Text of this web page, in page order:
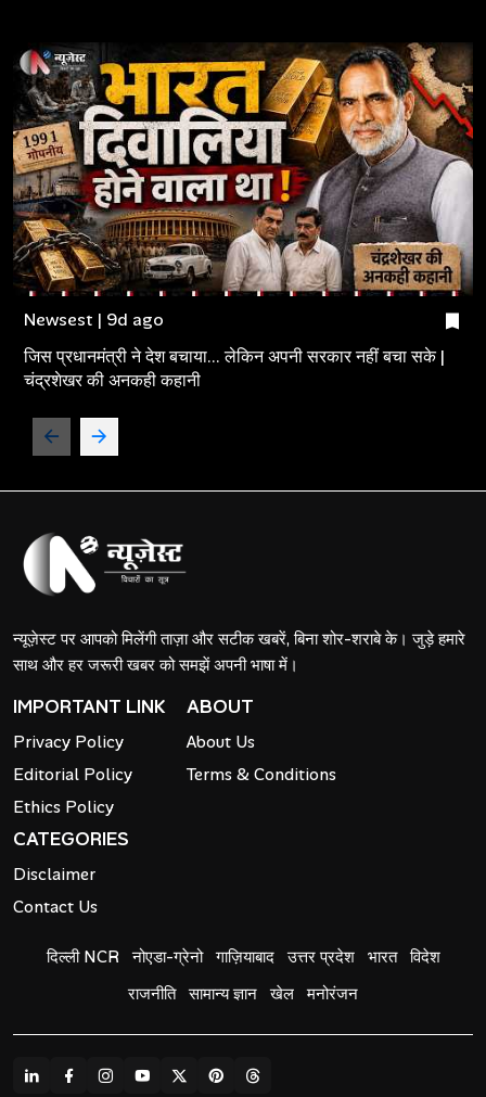
Newsest | 9d ago
जिस प्रधानमंत्री ने देश बचाया... लेकिन अपनी सरकार नहीं बचा सके |
चंद्रशेखर की अनकही कहानी
न्यूज़ेस्ट पर आपको मिलेंगी ताज़ा और सटीक खबरें, बिना शोर-शराबे के। जुड़े हमारे
साथ और हर जरूरी खबर को समझें अपनी भाषा में।
IMPORTANT LINK
Privacy Policy
Editorial Policy
Ethics Policy
ABOUT
About Us
Terms & Conditions
CATEGORIES
Disclaimer
Contact Us
दिल्ली NCR नोएडा-ग्रेनो गाज़ियाबाद उत्तर प्रदेश भारत विदेश
राजनीति सामान्य ज्ञान खेल मनोरंजन